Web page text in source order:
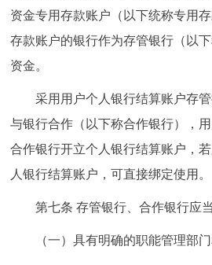
资金专用存款账户（以下统称专用
存款账户的银行作为存管银行（以
资金。
采用用户个人银行结算账户存管
与银行合作（以下称合作银行），
合作银行开立个人银行结算账户，
人银行结算账户，可直接绑定使用。
第七条 存管银行、合作银行应当
（一）具有明确的职能管理部门